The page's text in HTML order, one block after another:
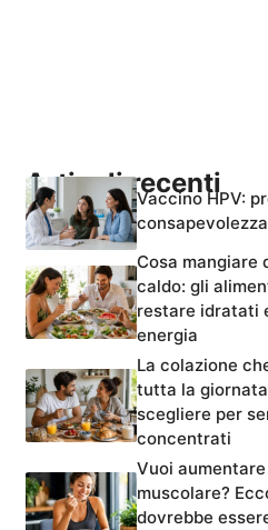
Articoli recenti
Vaccino HPV:
consapevolezza
Cosa mangiare
caldo: gli
restare idratati
energia
La colazione
tutta la
scegliere per
concentrati
Vuoi
muscolare?
dovrebbe